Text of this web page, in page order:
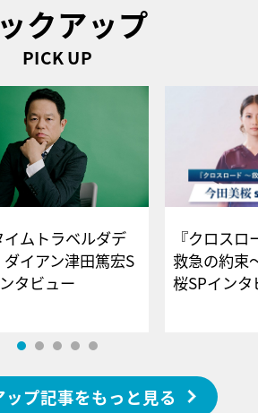
クアップ
PICK UP
イムトラベルダデ
ダイアン津田篤宏S
ンタビュー
『クロス
救急の約束
桜SPイ
ップ記事をもっと見る